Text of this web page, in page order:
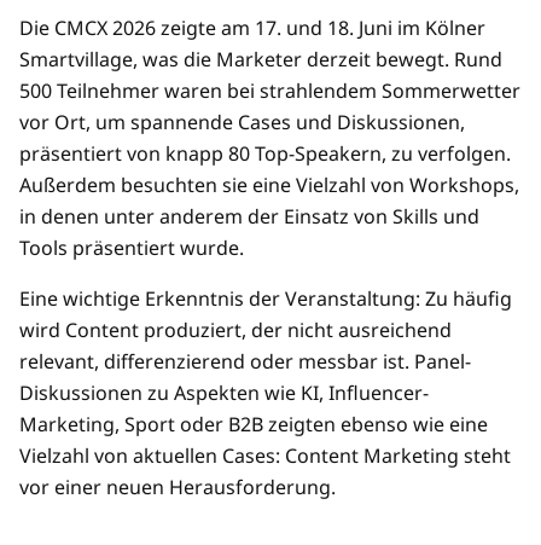
Die CMCX 2026 zeigte am 17. und 18. Juni im Kölner
Smartvillage, was die Marketer derzeit bewegt. Rund
500 Teilnehmer waren bei strahlendem Sommerwetter
vor Ort, um spannende Cases und Diskussionen,
präsentiert von knapp 80 Top-Speakern, zu verfolgen.
Außerdem besuchten sie eine Vielzahl von Workshops,
in denen unter anderem der Einsatz von Skills und
Tools präsentiert wurde.
Eine wichtige Erkenntnis der Veranstaltung: Zu häufig
wird Content produziert, der nicht ausreichend
relevant, differenzierend oder messbar ist. Panel-
Diskussionen zu Aspekten wie KI, Influencer-
Marketing, Sport oder B2B zeigten ebenso wie eine
Vielzahl von aktuellen Cases: Content Marketing steht
vor einer neuen Herausforderung.